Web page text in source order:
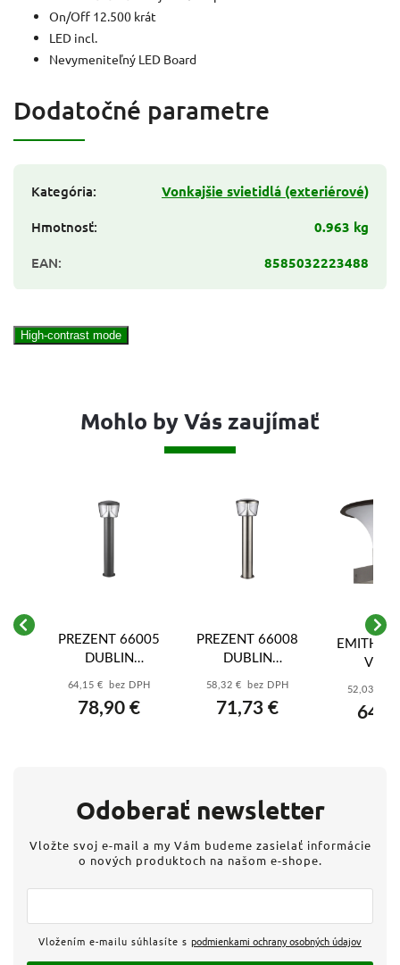
On/Off 12.500 krát
LED incl.
Nevymeniteľný LED Board
Dodatočné parametre
Kategória:
Vonkajšie svietidlá (exteriérové)
Hmotnosť:
0.963 kg
EAN: 8585032223488
High-contrast mode
Mohlo by Vás zaujímať
PREZENT 66005
DUBLIN
LED/11W,4000K,IP44,
64,15 € bez DPH
78,90 €
PREZENT 66008
DUBLIN
LED/11W,4000K,IP44,
58,32 € bez DPH
71,73 €
52,03 €
Odoberať newsletter
Vložte svoj e-mail a my Vám budeme zasielať informácie
o nových produktoch na našom e-shope.
Vložením e-mailu súhlasíte s podmienkami ochrany osobných údajov